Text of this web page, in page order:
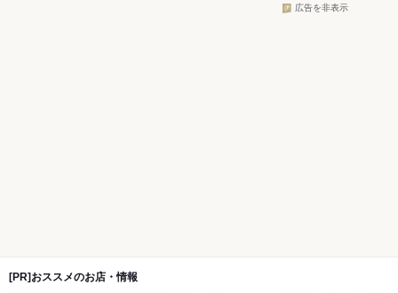
広告を非表示
[PR]おススメのお店・情報